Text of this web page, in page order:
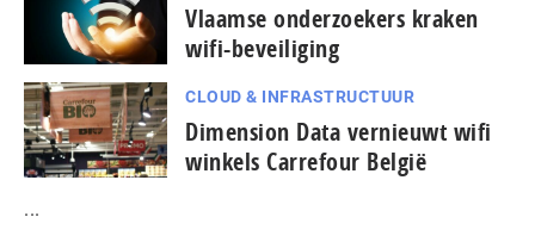
Vlaamse onderzoekers kraken
wifi-beveiliging
CLOUD & INFRASTRUCTUUR
Dimension Data vernieuwt wifi
winkels Carrefour België
...